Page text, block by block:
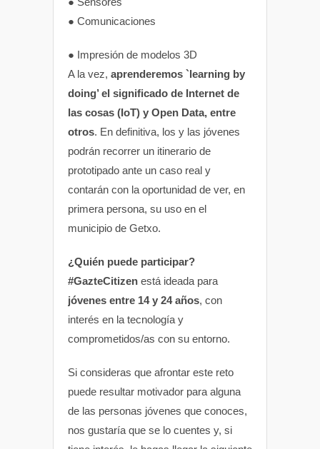
● Comunicaciones
● Impresión de modelos 3D
A la vez, aprenderemos `learning by
doing’ el significado de Internet de
las cosas (IoT) y Open Data, entre
otros. En definitiva, los y las jóvenes
podrán recorrer un itinerario de
prototipado ante un caso real y
contarán con la oportunidad de ver, en
primera persona, su uso en el
municipio de Getxo.
¿Quién puede participar?
#GazteCitizen está ideada para
jóvenes entre 14 y 24 años, con
interés en la tecnología y
comprometidos/as con su entorno.
Si consideras que afrontar este reto
puede resultar motivador para alguna
de las personas jóvenes que conoces,
nos gustaría que se lo cuentes y, si